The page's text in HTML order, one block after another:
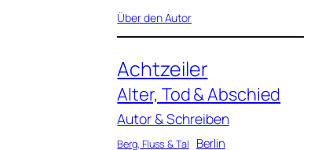
Über den Autor
Achtzeiler
Alter, Tod & Abschied
Autor & Schreiben
Berg, Fluss & Tal Berlin